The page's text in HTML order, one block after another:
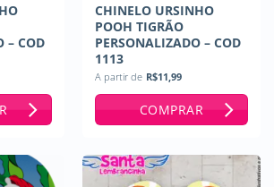
– COD
CHINELO URSINHO
POOH TIGRÃO
PERSONALIZADO – COD
1113
A partir de R$11,99
COMPRAR